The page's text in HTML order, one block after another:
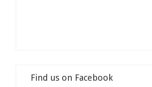
Find us on Facebook